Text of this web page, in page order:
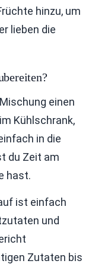
hinzu, um
lieben die
einen
Kühlschrank,
in die
du Zeit am
hast.
ist einfach
und
Zutaten bis